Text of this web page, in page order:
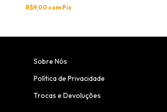
R$9,00 com Pix
Sobre Nós
Política de Privacidade
Trocas e Devoluções